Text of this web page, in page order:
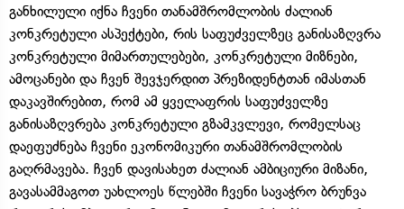
განხილული იქნა ჩვენი თანამშრომლობის ძალიან
კონკრეტული ასპექტები, რის საფუძველზეც განისაზღვრა
კონკრეტული მიმართულებები, კონკრეტული მიზნები,
ამოცანები და ჩვენ შევჯერდით პრეზიდენტთან იმასთან
დაკავშირებით, რომ ამ ყველაფრის საფუძველზე
განისაზღვრება კონკრეტული გზამკვლევი, რომელსაც
დაეფუძნება ჩვენი ეკონომიკური თანამშრომლობის
გაღრმავება. ჩვენ დავისახეთ ძალიან ამბიციური მიზანი,
გავასამმაგოთ უახლოეს წლებში ჩვენი სავაჭრო ბრუნვა